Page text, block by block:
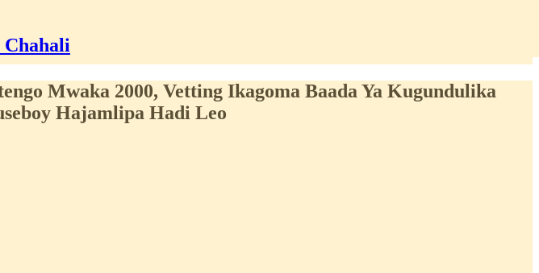
Chahali
Mwaka 2000, Vetting Ikagoma Baada Ya Kugundulika
Hajamlipa Hadi Leo